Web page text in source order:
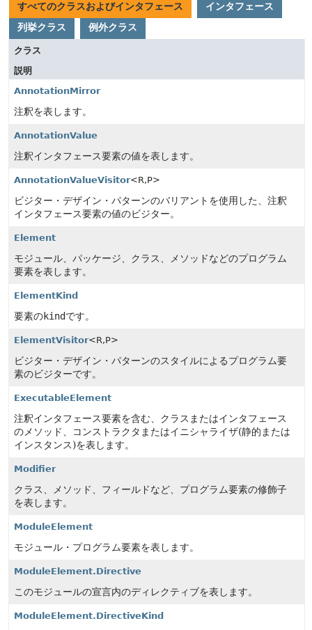
すべてのクラスおよびインタフェース
インタフェース
列挙クラス
例外クラス
クラス
説明
AnnotationMirror
注釈を表します。
AnnotationValue
注釈インタフェース要素の値を表します。
AnnotationValueVisitor<R,P>
ビジター・デザイン・パターンのバリアントを使用した、注釈
インタフェース要素の値のビジター。
Element
モジュール、パッケージ、クラス、メソッドなどのプログラム
要素を表します。
ElementKind
要素のkindです。
ElementVisitor<R,P>
ビジター・デザイン・パターンのスタイルによるプログラム要
素のビジターです。
ExecutableElement
注釈インタフェース要素を含む、クラスまたはインタフェース
のメソッド、コンストラクタまたはイニシャライザ(静的または
インスタンス)を表します。
Modifier
クラス、メソッド、フィールドなど、プログラム要素の修飾子
を表します。
ModuleElement
モジュール・プログラム要素を表します。
ModuleElement.Directive
このモジュールの宣言内のディレクティブを表します。
ModuleElement.DirectiveKind